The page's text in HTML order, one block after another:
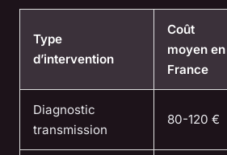
Type
d’intervention
Coût
moyen en
France
Diagnostic
transmission
80-120 €